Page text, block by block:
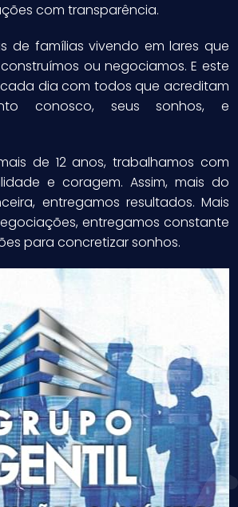
com transparência.
de famílias vivendo em lares que
ou negociamos. E este
dia com todos que acreditam
conosco, seus sonhos, e
de 12 anos, trabalhamos com
e coragem. Assim, mais do
entregamos resultados. Mais
entregamos constante
para concretizar sonhos.